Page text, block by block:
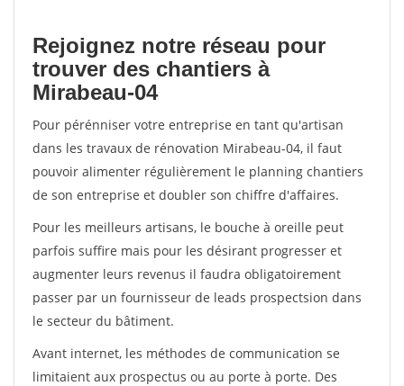
Rejoignez notre réseau pour
trouver des chantiers à
Mirabeau-04
Pour pérénniser votre entreprise en tant qu'artisan
dans les travaux de rénovation Mirabeau-04, il faut
pouvoir alimenter régulièrement le planning chantiers
de son entreprise et doubler son chiffre d'affaires.
Pour les meilleurs artisans, le bouche à oreille peut
parfois suffire mais pour les désirant progresser et
augmenter leurs revenus il faudra obligatoirement
passer par un fournisseur de leads prospectsion dans
le secteur du bâtiment.
Avant internet, les méthodes de communication se
limitaient aux prospectus ou au porte à porte. Des